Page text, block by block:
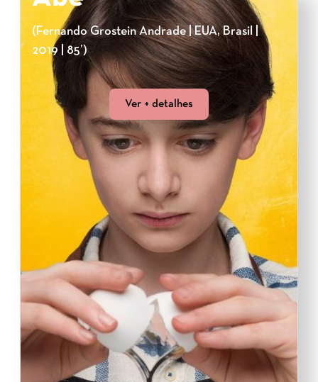
(Fernando Grostein Andrade | EUA, Brasil |
2019 | 85’)
Ver + detalhes